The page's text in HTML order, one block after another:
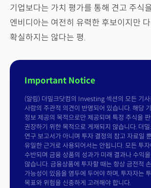
기업보다는 가치 평가를 통해 견고 주식
엔비디아는 여전히 유력한 후보이지만 다
확실하지는 않다는 평.
Important Notice
(알림) 더밀크닷컴의 Investing 섹션의 모든 기
사람의 주관적 의견이 반영되어 있습니다. 해당
정보 제공의 목적으로만 제공되며 특정 주식을
권장하기 위한 목적으로 게재되지 않습니다. 더
연구 보고서가 아니며 투자 결정의 참고 자료일
유일한 근거로 사용되어서는 안됩니다. 모든 투
수반되며 금융 상품의 성과가 미래 결과나 수익
않습니다. 금융상품에 투자할 때는 항상 금전적
가능성이 있음을 염두에 두어야 하며, 투자자는
목표와 위험을 신중하게 고려해야 합니다.